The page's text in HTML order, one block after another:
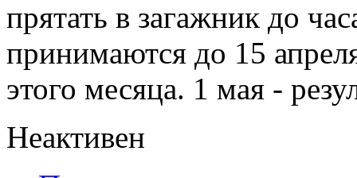
прятать в загажник до
принимаются до 15
этого месяца. 1 мая -
Неактивен